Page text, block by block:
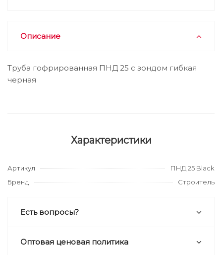
Описание
Труба гофрированная ПНД 25 с зондом гибкая
черная
Характеристики
Артикул
ПНД 25 Black
Бренд
Строитель
Есть вопросы?
Оптовая ценовая политика